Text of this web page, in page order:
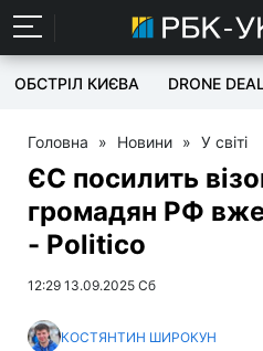
ОБСТРІЛ КИЄВА DRONE
Головна » Новини » У світі
ЄС посилить
громадян РФ
- Politico
12:29 13.09.2025 Сб
КОСТЯНТИН ШИРОКУН